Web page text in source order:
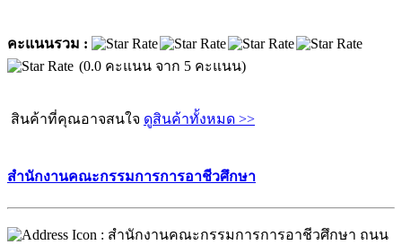
คะแนนรวม :
(0.0 คะแนน จาก 5 คะแนน)
สินค้าที่คุณอาจสนใจ ดูสินค้าทั้งหมด >>
สำนักงานคณะกรรมการการอาชีวศึกษา
: สำนักงานคณะกรรมการการอาชีวศึกษา ถนน